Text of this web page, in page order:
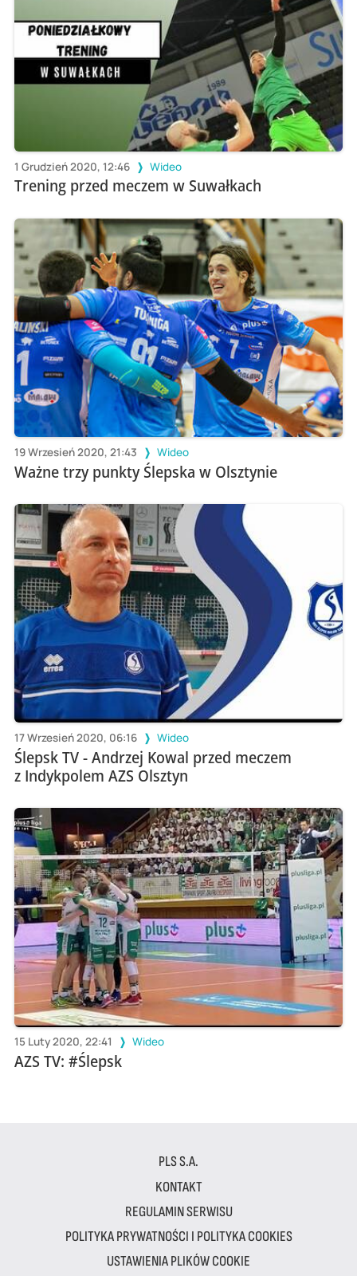
1 Grudzień 2020, 12:46 Wideo
Trening przed meczem w Suwałkach
19 Wrzesień 2020, 21:43 Wideo
Ważne trzy punkty Ślepska w Olsztynie
17 Wrzesień 2020, 06:16 Wideo
Ślepsk TV - Andrzej Kowal przed meczem
z Indykpolem AZS Olsztyn
15 Luty 2020, 22:41 Wideo
AZS TV: #Ślepsk
PLS S.A.
KONTAKT
REGULAMIN SERWISU
POLITYKA PRYWATNOŚCI I POLITYKA COOKIES
USTAWIENIA PLIKÓW COOKIE